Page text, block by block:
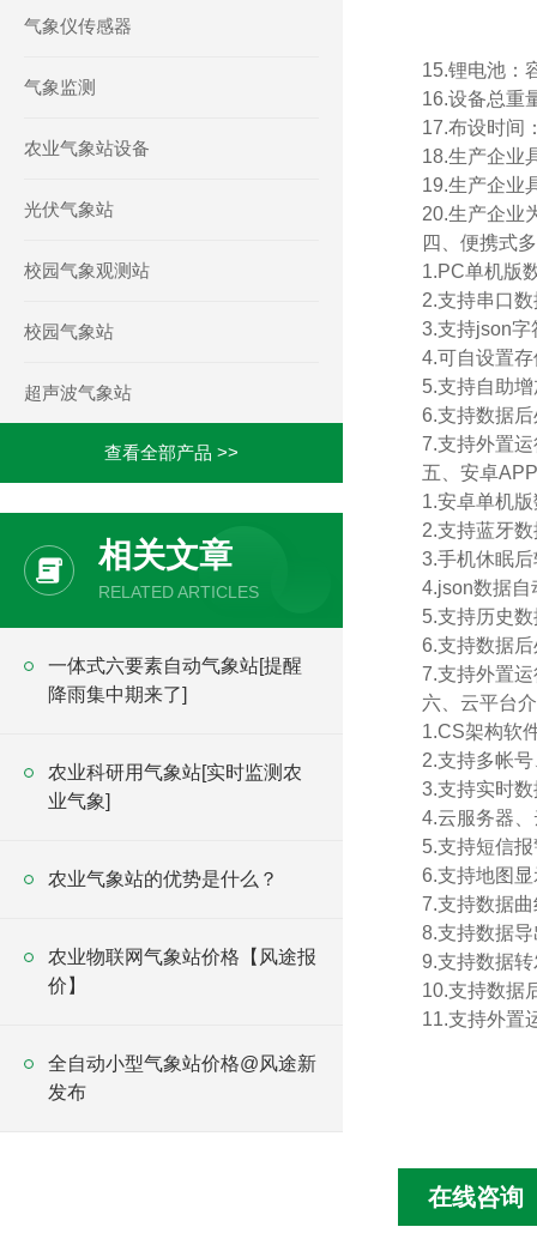
气象仪传感器
气象监测
农业气象站设备
光伏气象站
校园气象观测站
校园气象站
超声波气象站
查看全部产品 >>
相关文章
RELATED ARTICLES
一体式六要素自动气象站[提醒
降雨集中期来了]
农业科研用气象站[实时监测农
业气象]
农业气象站的优势是什么？
农业物联网气象站价格【风途报
价】
全自动小型气象站价格@风途新
发布
15.锂电池：
16.设备总重
17.布设时间
18.生产企业
19.生产企业
20.生产企业
四、便携式
1.PC单机版
2.支持串口
3.支持json字
4.可自设置
5.支持自助
6.支持数据
7.支持外置
五、安卓
1.安卓单机
2.支持蓝牙
3.手机休眠
4.json数据自
5.支持历史
6.支持数据
7.支持外置
六、云平台
1.CS架构软
2.支持多帐
3.支持实时
4.云服务器
5.支持短信
6.支持地图
7.支持数据
8.支持数据
9.支持数据
10.支持数据
11.支持外置
在线咨询